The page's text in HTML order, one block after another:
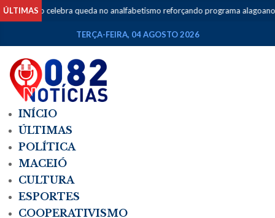
ÚLTIMAS
Brito celebra queda no analfabetismo reforçando programa alagoano de
TERÇA-FEIRA, 04 AGOSTO 2026
INÍCIO
ÚLTIMAS
POLÍTICA
MACEIÓ
CULTURA
ESPORTES
COOPERATIVISMO